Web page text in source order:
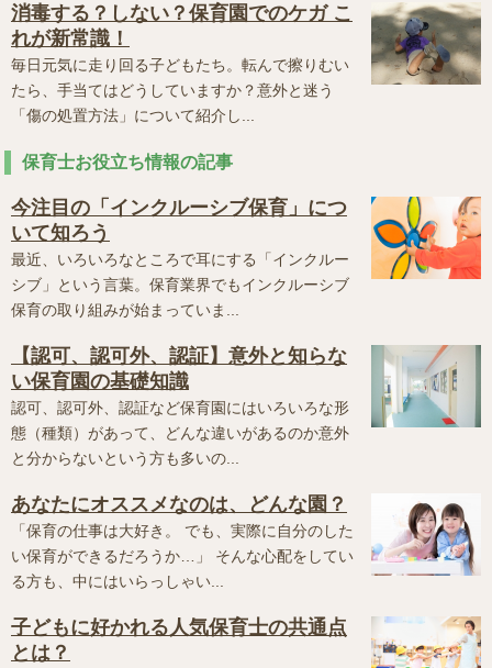
消毒する？しない？保育園でのケガ こ
れが新常識！
毎日元気に走り回る子どもたち。転んで擦りむい
たら、手当てはどうしていますか？意外と迷う
「傷の処置方法」について紹介し...
保育士お役立ち情報の記事
今注目の「インクルーシブ保育」につ
いて知ろう
最近、いろいろなところで耳にする「インクルー
シブ」という言葉。保育業界でもインクルーシブ
保育の取り組みが始まっていま...
【認可、認可外、認証】意外と知らな
い保育園の基礎知識
認可、認可外、認証など保育園にはいろいろな形
態（種類）があって、どんな違いがあるのか意外
と分からないという方も多いの...
あなたにオススメなのは、どんな園？
「保育の仕事は大好き。 でも、実際に自分のした
い保育ができるだろうか…」 そんな心配をしてい
る方も、中にはいらっしゃい...
子どもに好かれる人気保育士の共通点
とは？